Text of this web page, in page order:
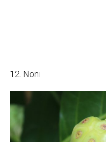
12. Noni